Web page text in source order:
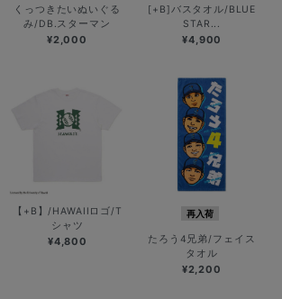
くっつきたいぬいぐる
み/DB.スターマン
¥2,000
[+B]バスタオル/BLUE
STAR...
¥4,900
【+B】/HAWAIIロゴ/T
シャツ
¥4,800
再入荷
たろう4兄弟/フェイス
タオル
¥2,200